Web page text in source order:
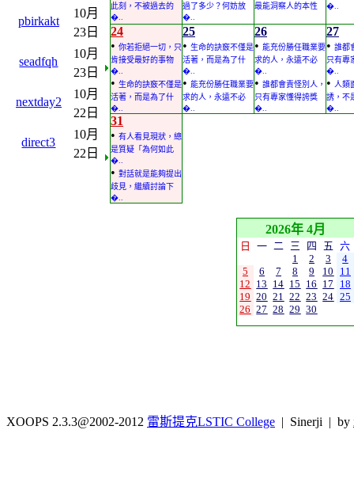
pbirkakt
10月
23日
seadfqh
10月
23日
nextday2
10月
22日
direct3
10月
22日
此刻，不被過去的
�..
過了多少？何妨放
�..
最能洞察人的本性
�..
24
• 你若拒絕一切，只
肯接受最好的事物
�..
• 生命的訣竅不僅是
活著，而是為了什
�..
25
• 生命的訣竅不僅是
活著，而是為了什
�..
• 能充份勝任職業要
求的人，永遠不必
�..
26
• 能充份勝任職業要
求的人，永遠不必
�..
• 誰都會責怪別人，
只有專家懂得誇獎
�..
27
• 誰都
只有專
�..
• 人類
誘，不
�..
31
• 有人看見現狀，總
是質疑「為何如此
�..
• 對話就是能夠提出
歧見，繼續討論下
�..
2026年 4月
日 一 二 三 四 五
六
1
2 3
4
5
6 7 8 9 10
11
12 13 14 15 16 17
18
19 20 21 22 23 24 25
26 27 28 29 30
XOOPS 2.3.3@2002-2012 雷斯提克LSTIC College | Sinerji | by